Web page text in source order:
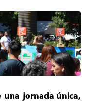
una jornada única,